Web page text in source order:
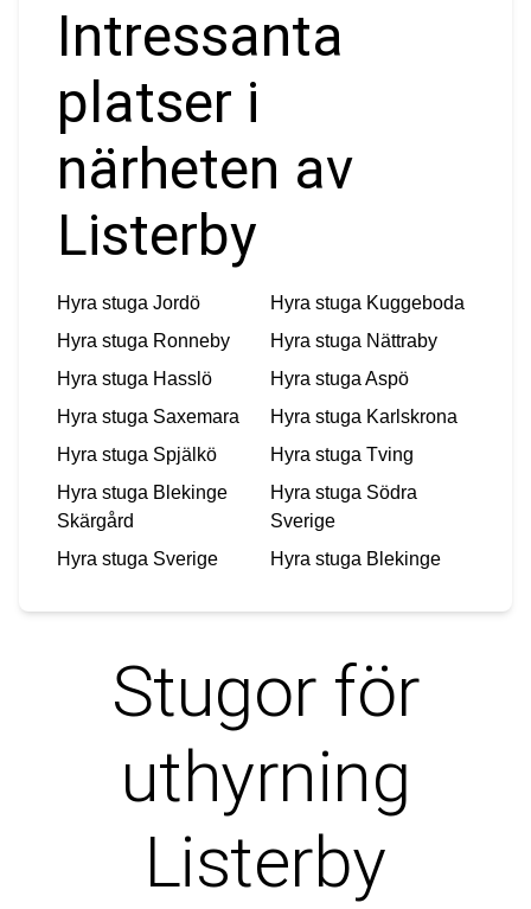
Intressanta
platser i
närheten av
Listerby
Hyra stuga Jordö Hyra stuga Kuggeboda
Hyra stuga Ronneby Hyra stuga Nättraby
Hyra stuga Hasslö Hyra stuga Aspö
Hyra stuga Saxemara Hyra stuga Karlskrona
Hyra stuga Spjälkö Hyra stuga Tving
Hyra stuga Blekinge
Skärgård
Hyra stuga Södra
Sverige
Hyra stuga Sverige Hyra stuga Blekinge
Stugor för
uthyrning
Listerby